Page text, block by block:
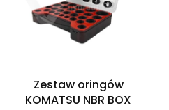
Zestaw oringów
KOMATSU NBR BOX